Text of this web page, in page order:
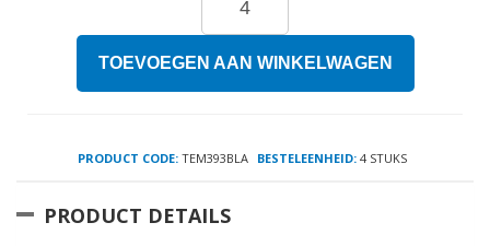
TOEVOEGEN AAN WINKELWAGEN
PRODUCT CODE: TEM393BLA BESTELEENHEID: 4 STUKS
PRODUCT DETAILS